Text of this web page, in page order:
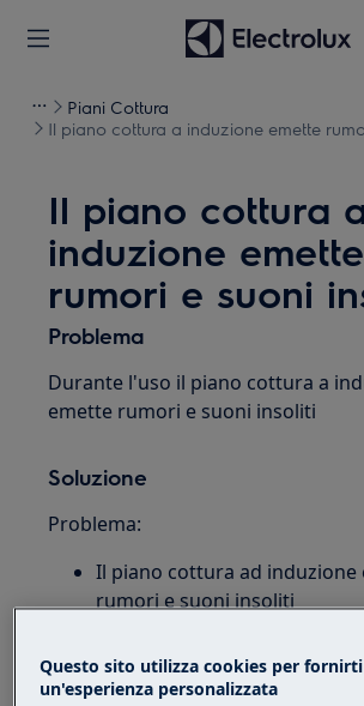
Piani Cottura
Il piano cottura a induzione emette
Il piano cottura
induzione emette
rumori e suoni
Problema
Durante l'uso il piano cottura a
emette rumori e suoni insoliti
Soluzione
Problema:
Il piano cottura ad induzione
rumori e suoni insoliti
Tutti i piani cottura ad
Questo sito utilizza cookies per fornirti
un'esperienza personalizzata